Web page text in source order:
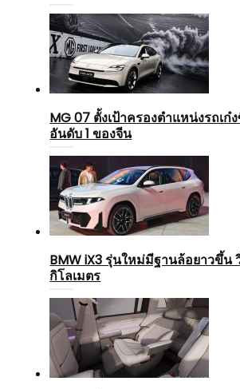
MG 07 ตั้งเป้าครองตำแหน่งรถเ
อันดับ 1 ของจีน
BMW iX3 รุ่นใหม่มีฐานล้อยาวขึ้น
กิโลเมตร